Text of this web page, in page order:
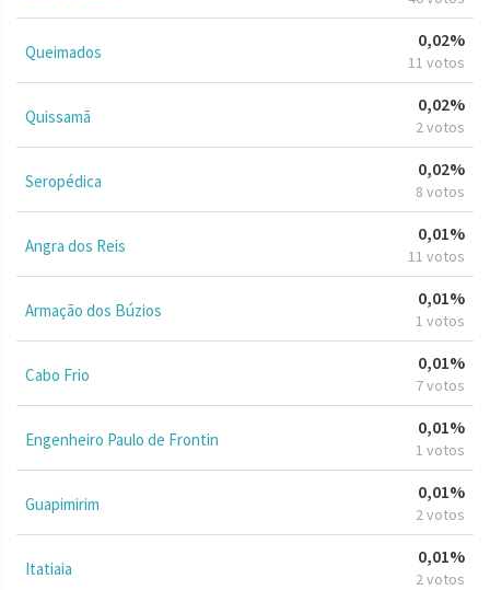
Queimados
0,02%
11 votos
Quissamã
0,02%
2 votos
Seropédica
0,02%
8 votos
Angra dos Reis
0,01%
11 votos
Armação dos Búzios
0,01%
1 votos
Cabo Frio
0,01%
7 votos
Engenheiro Paulo de Frontin
0,01%
1 votos
Guapimirim
0,01%
2 votos
Itatiaia
0,01%
2 votos